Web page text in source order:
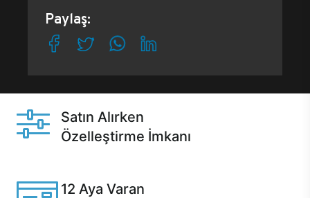
Paylaş:
Satın Alırken
Özelleştirme İmkanı
12 Aya Varan